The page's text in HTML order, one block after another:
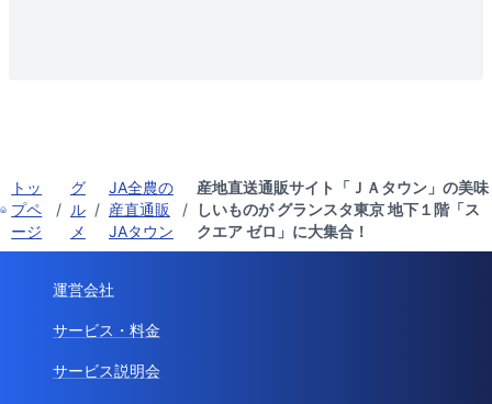
トッ
プペ
ージ
/
グ
ル
メ
/
JA全農の
産直通販
JAタウン
/
産地直送通販サイト「ＪＡタウン」の美味
しいものが グランスタ東京 地下１階「ス
クエア ゼロ」に大集合！
運営会社
サービス・料金
サービス説明会